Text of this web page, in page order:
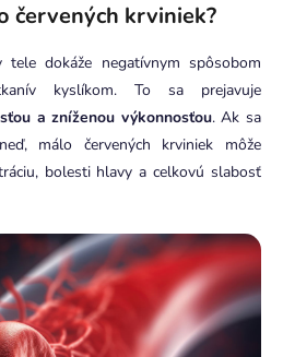
červených krviniek?
tele dokáže negatívnym spôsobom
kyslíkom. To sa prejavuje
a zníženou výkonnosťou. Ak sa
málo červených krviniek môže
bolesti hlavy a celkovú slabosť